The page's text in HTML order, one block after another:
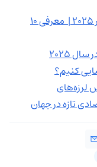
بهترین ابزار شناسایی و خرید NFT در ۲۰۲۵ | معرفی ۱۰
۲۰۲۵
کنیم؟
در دنیا | پس لرزه‌های
تازه در جهان